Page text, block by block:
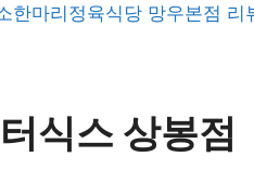
한마리정육식당 망우본점 리
식스 상봉점